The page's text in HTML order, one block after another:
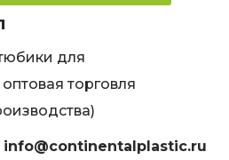
для
торговля
info@continentalplastic.ru